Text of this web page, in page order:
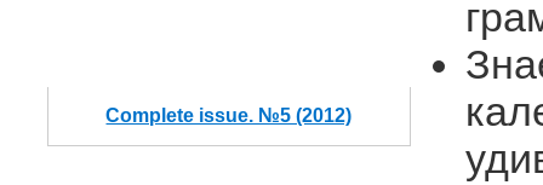
Complete issue. №5 (2012)